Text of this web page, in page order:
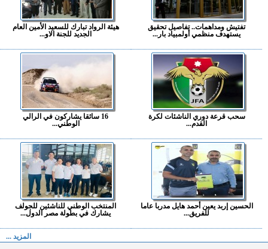
تفتيش ومداهمات.. تفاصيل تحقيق
يستهدف منظمي أولمبياد بار...
هيئة الرواد تبارك للسعيد الأمين العام
الجديد للجنة الاو...
سحب قرعة دوري الناشئات لكرة
القدم...
16 سائقا يشاركون في الرالي
الوطني...
الحسين إربد يعين أحمد هايل مدربا عاما
للفريق...
المنتخب الوطني للناشئين للجولف
يشارك في بطولة مصر الدول...
المزيد ...